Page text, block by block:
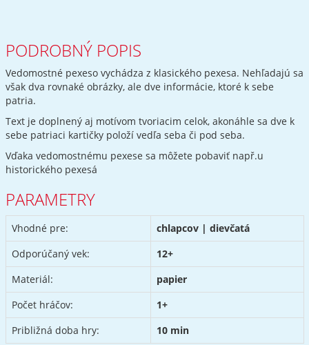
PODROBNÝ POPIS
Vedomostné pexeso vychádza z klasického pexesa. Nehľadajú sa
však dva rovnaké obrázky, ale dve informácie, ktoré k sebe
patria.
Text je doplnený aj motívom tvoriacim celok, akonáhle sa dve k
sebe patriaci kartičky položí vedľa seba či pod seba.
Vďaka vedomostnému pexese sa môžete pobaviť např.u
historického pexesá
PARAMETRY
Vhodné pre:
chlapcov | dievčatá
Odporúčaný vek:
12+
Materiál:
papier
Počet hráčov:
1+
Približná doba hry:
10 min